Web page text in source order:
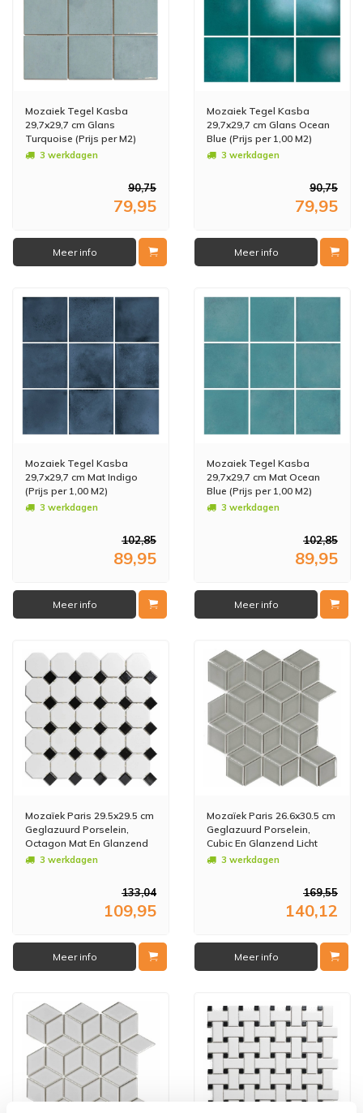
Mozaiek Tegel Kasba
29,7x29,7 cm Glans
Turquoise (Prijs per M2)
3 werkdagen
90,75
79,95
Meer info
Mozaiek Tegel Kasba
29,7x29,7 cm Glans Ocean
Blue (Prijs per 1,00 M2)
3 werkdagen
90,75
79,95
Meer info
Mozaiek Tegel Kasba
29,7x29,7 cm Mat Indigo
(Prijs per 1,00 M2)
3 werkdagen
102,85
89,95
Meer info
Mozaiek Tegel Kasba
29,7x29,7 cm Mat Ocean
Blue (Prijs per 1,00 M2)
3 werkdagen
102,85
89,95
Meer info
Mozaïek Paris 29.5x29.5 cm
Geglazuurd Porselein,
Octagon Mat En Glanzend
Wit En Zwart (Prijs Per m2)
3 werkdagen
133,04
109,95
Meer info
Mozaïek Paris 26.6x30.5 cm
Geglazuurd Porselein,
Cubic En Glanzend Licht
Grijs (Prijs Per m2)
3 werkdagen
169,55
140,12
Meer info